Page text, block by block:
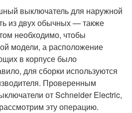
выключатель для наружной
из двух обычных — также
необходимо, чтобы
модели, а расположение
в корпусе было
для сборки используются
Проверенным
от Schneider Electric,
эту операцию.